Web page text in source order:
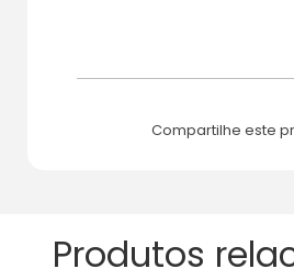
Compartilhe este
Produtos